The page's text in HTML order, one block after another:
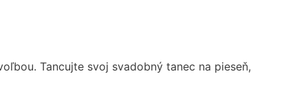
Tancujte svoj svadobný tanec na pieseň,